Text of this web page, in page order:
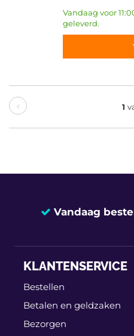
Vandaag voor
geleverd.
1
Vandaag
KLANTENSERVICE
Bestellen
Betalen en geldzaken
Bezorgen